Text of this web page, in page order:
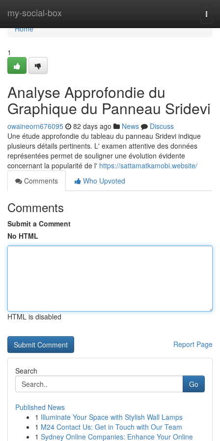
my-social-box
Home
Home
1
Analyse Approfondie du
Graphique du Panneau Sridevi
owaineorn676095 82 days ago News
Discuss
Une étude approfondie du tableau du panneau Sridevi indique
plusieurs détails pertinents. L' examen attentive des données
représentées permet de souligner une évolution évidente
concernant la popularité de l' https://sattamatkamobi.website/
Comments
Who Upvoted
Comments
Submit a Comment
No HTML
HTML is disabled
Report Page
Search
Go
Published News
1 Illuminate Your Space with Stylish Wall Lamps
1 M24 Contact Us: Get in Touch with Our Team
1 Sydney Online Companies: Enhance Your Online